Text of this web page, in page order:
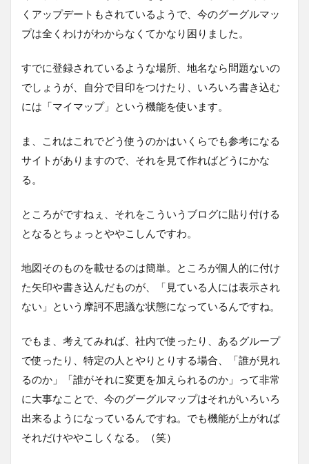
くアップデートもされているようで、今のグーグルマッ
プは全くわけがわからなくてかなり困りました。
すでに登録されているような場所、地名なら問題ないの
でしょうが、自分で目印をつけたり、いろいろ書き込む
には「マイマップ」という機能を使います。
ま、これはこれでどう使うのかはいくらでも参考になる
サイトがありますので、それを見て作ればどうにかな
る。
ところがですねぇ、それをこういうブログに貼り付ける
となるとちょっとややこしんですわ。
地図そのものを載せるのは簡単。ところが個人的に付け
た矢印や書き込んだものが、「見ている人には表示され
ない」という摩訶不思議な状態になっているんですね。
でもま、考えてみれば、社内で使ったり、あるグループ
で使ったり、特定の人とやりとりする場合、「誰が見れ
るのか」「誰がそれに変更を加えられるのか」って非常
に大事なことで、今のグーグルマップはそれがいろいろ
出来るようになっているんですね。でも機能が上がれば
それだけややこしくなる。（笑）